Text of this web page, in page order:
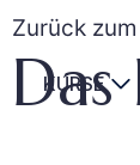
KURSE
Zurück
Das